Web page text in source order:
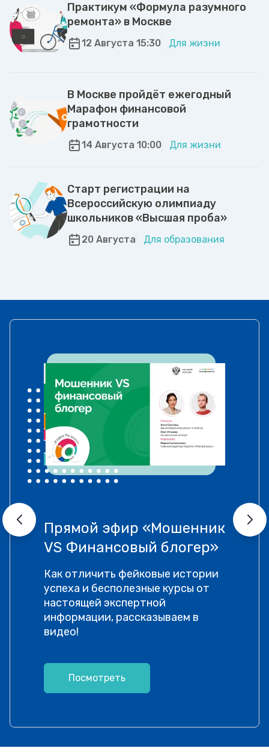
Практикум «Формула разумного
ремонта» в Москве
12 Августа 15:30 Для жизни
В Москве пройдёт ежегодный
Марафон финансовой
грамотности
14 Августа 10:00 Для жизни
Старт регистрации на
Всероссийскую олимпиаду
школьников «Высшая проба»
20 Августа Для образования
Прямой эфир «Мошенник
VS Финансовый блогер»
Как отличить фейковые истории
успеха и бесполезные курсы от
настоящей экспертной
информации, рассказываем в
видео!
Посмотреть